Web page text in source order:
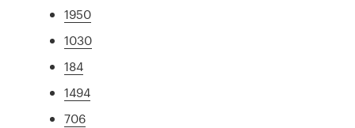
1950
1030
184
1494
706